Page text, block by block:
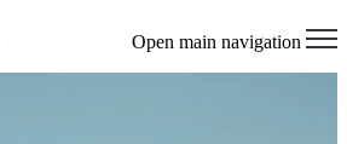
Open main navigation